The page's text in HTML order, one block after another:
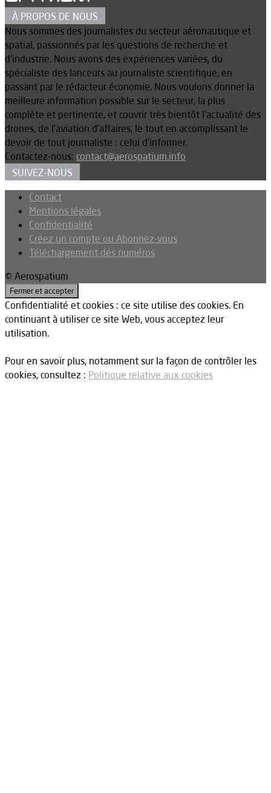
À PROPOS DE NOUS
Nous sommes des journalistes du secteur aéronautique et
spatial, passionnés par les questions de recherche et
d’industrie. Nous avons des expériences variées, du
spécialiste des lanceurs au journaliste scientifique, en
passant par le rédacteur économie. Nous voulons donner la
meilleure information possible sur le secteur, la plus
complète et pertinente, et couvrir très bientôt l’actualité des
drones, de l’aviation d’affaires, le tout en accomplissant le
devoir de tout journaliste : celui d’informer.
Contactez-nous: contact@aerospatium.info
SUIVEZ-NOUS
Contact
Mentions légales
Confidentialité
Créez un compte ou Abonnez-vous
Téléchargement des numéros
© Aerospatium
Confidentialité et cookies : ce site utilise des cookies. En
continuant à utiliser ce site Web, vous acceptez leur
utilisation.
Pour en savoir plus, notamment sur la façon de contrôler les
cookies, consultez : Politique relative aux cookies